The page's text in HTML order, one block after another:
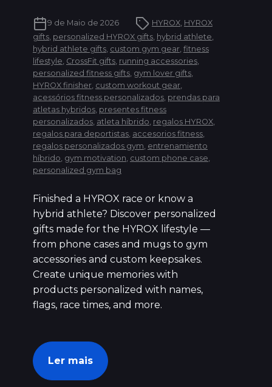
9 de Maio de 2026 HYROX, HYROX
gifts, personalized HYROX gifts, hybrid athlete,
hybrid athlete gifts, custom gym gear, fitness
lifestyle, CrossFit gifts, running accessories,
personalized fitness gifts, gym lover gifts,
HYROX finisher, custom workout gear,
acessórios fitness personalizados, prendas para
atletas hybridos, presentes fitness
personalizados, atleta híbrido, regalos HYROX,
regalos para deportistas, accesorios fitness,
regalos personalizados gym, entrenamiento
híbrido, gym motivation, custom phone case,
personalized gym bag
Finished a HYROX race or know a
hybrid athlete? Discover personalized
gifts made for the HYROX lifestyle —
from phone cases and mugs to gym
accessories and custom keepsakes.
Create unique memories with
products personalized with names,
flags, race times, and more.
Ler mais